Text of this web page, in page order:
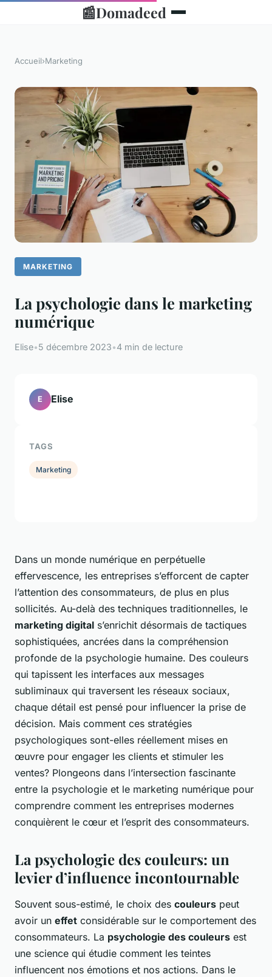
📰Domadeed
Accueil›Marketing
MARKETING
La psychologie dans le marketing
numérique
Elise•5 décembre 2023•4 min de lecture
Dans un monde numérique en perpétuelle
effervescence, les entreprises s’efforcent de capter
l’attention des consommateurs, de plus en plus
sollicités. Au-delà des techniques traditionnelles, le
marketing digital s’enrichit désormais de tactiques
sophistiquées, ancrées dans la compréhension
profonde de la psychologie humaine. Des couleurs
qui tapissent les interfaces aux messages
subliminaux qui traversent les réseaux sociaux,
chaque détail est pensé pour influencer la prise de
décision. Mais comment ces stratégies
psychologiques sont-elles réellement mises en
œuvre pour engager les clients et stimuler les
ventes? Plongeons dans l’intersection fascinante
entre la psychologie et le marketing numérique pour
comprendre comment les entreprises modernes
conquièrent le cœur et l’esprit des consommateurs.
La psychologie des couleurs: un
levier d’influence incontournable
Souvent sous-estimé, le choix des couleurs peut
avoir un effet considérable sur le comportement des
consommateurs. La psychologie des couleurs est
une science qui étudie comment les teintes
influencent nos émotions et nos actions. Dans le
E Elise
TAGS
Marketing